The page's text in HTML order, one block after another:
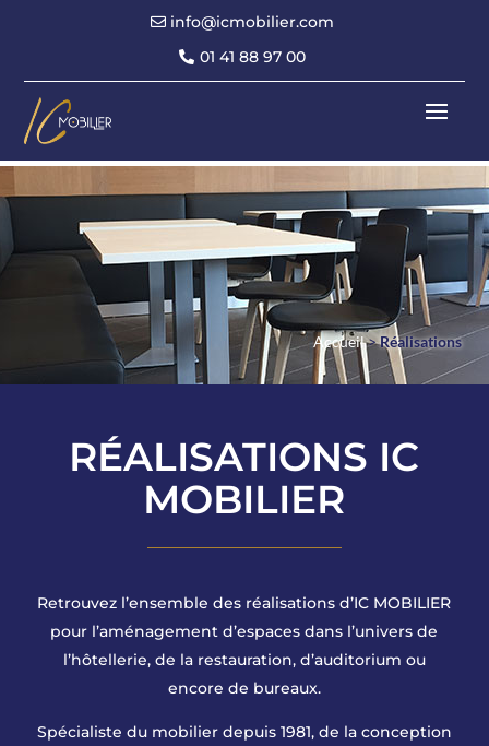
info@icmobilier.com
01 41 88 97 00
Accueil>Réalisations
RÉALISATIONS IC
MOBILIER
Retrouvez l’ensemble des réalisations d’IC MOBILIER
pour l’aménagement d’espaces dans l’univers de
l’hôtellerie, de la restauration, d’auditorium ou
encore de bureaux.
Spécialiste du mobilier depuis 1981, de la conception